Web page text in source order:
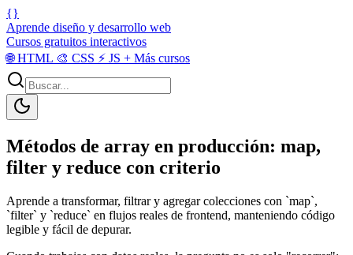
{}
Aprende diseño y desarrollo web
Cursos gratuitos interactivos
🌐HTML 🎨 CSS ⚡ JS + Más cursos
Métodos de array en producción: map,
filter y reduce con criterio
Aprende a transformar, filtrar y agregar colecciones con `map`,
`filter` y `reduce` en flujos reales de frontend, manteniendo código
legible y fácil de depurar.